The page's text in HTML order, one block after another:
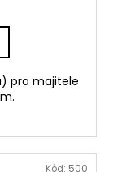
pro majitele
Kód: 500